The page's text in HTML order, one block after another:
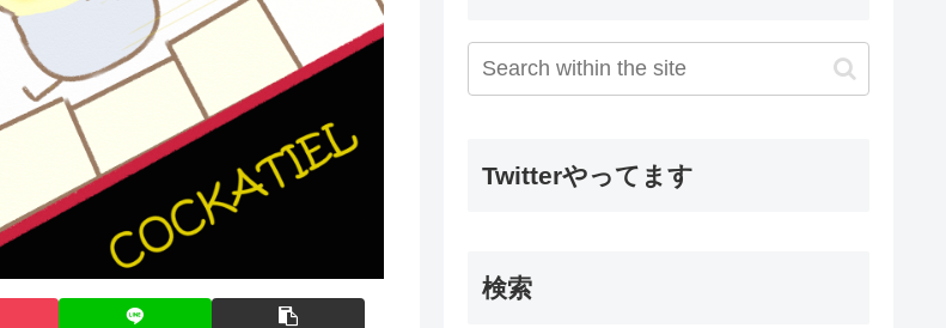
Twitterやってます
検索